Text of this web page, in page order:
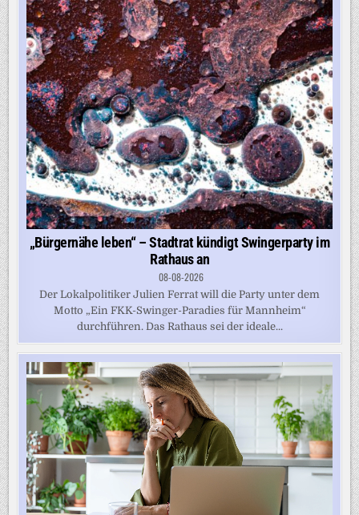
„Bürgernähe leben“ – Stadtrat kündigt Swingerparty im
Rathaus an
08-08-2026
Der Lokalpolitiker Julien Ferrat will die Party unter dem
Motto „Ein FKK-Swinger-Paradies für Mannheim“
durchführen. Das Rathaus sei der ideale...